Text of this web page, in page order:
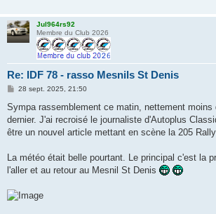
Jul964rs92
Membre du Club 2026
Re: IDF 78 - rasso Mesnils St Denis
M
s
s
a
g
28 sept. 2025, 21:50
Sympa rassemblement ce matin, nettement moins
dernier. J'ai recroisé le journaliste d'Autoplus
être un nouvel article mettant en scène la 205
La météo était belle pourtant. Le principal c'est la
l'aller et au retour au Mesnil St Denis